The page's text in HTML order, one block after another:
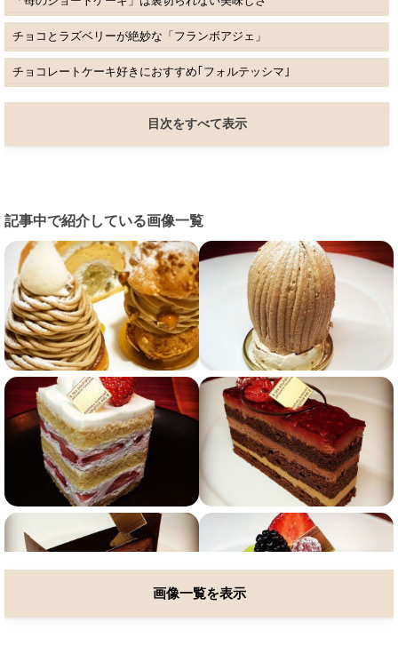
チョコとラズベリーが絶妙な「フランボアジェ」
チョコレートケーキ好きにおすすめ｢フォルテッシマ｣
目次をすべて表示
記事中で紹介している画像一覧
画像一覧を表示